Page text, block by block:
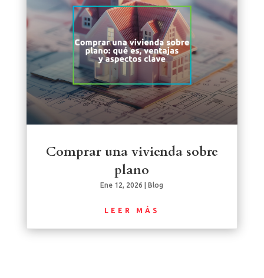
Comprar una vivienda sobre
plano
Ene 12, 2026 |Blog
LEER MÁS